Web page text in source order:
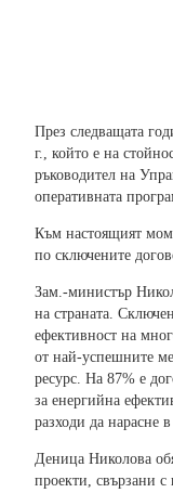
През следващата
г., който е на
ръководител на
оперативната
Към настоящият
по сключените
Зам.-министър
на страната.
ефективност на
от най-успешните
ресурс. На 87% е
за енергийна
разходи да нарасне
Деница Николова
проекти, свързани